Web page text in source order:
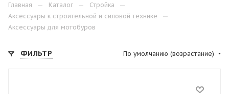
Главная — Каталог — Стройка —
Аксессуары к строительной и силовой технике —
Аксессуары для мотобуров
ФИЛЬТР По умолчанию (возрастание)